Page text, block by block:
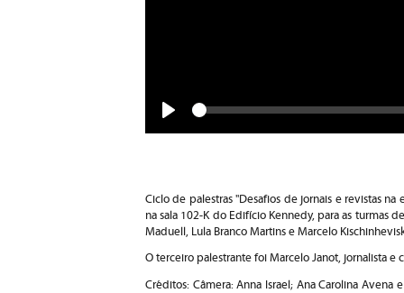
Seek
Ciclo de palestras "Desafios de jornais e revistas
na sala 102-K do Edifício Kennedy, para as turmas
Maduell, Lula Branco Martins e Marcelo
O terceiro palestrante foi Marcelo Janot, jornalista e
Créditos: Câmera: Anna Israel; Ana Carolina